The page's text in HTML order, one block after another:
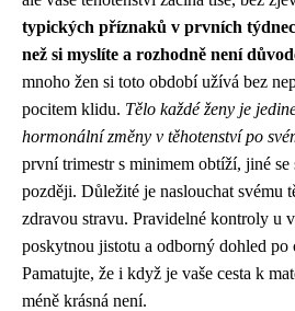
typických příznaků v prvních
než si myslíte a rozhodně není
mnoho žen si toto období užívá bez
pocitem klidu. Tělo každé ženy je
hormonální změny v těhotenství po
první trimestr s minimem obtíží, jiné
později. Důležité je naslouchat svému
zdravou stravu. Pravidelné kontroly u
poskytnou jistotu a odborný dohled po
Pamatujte, že i když je vaše cesta k
méně krásná není.